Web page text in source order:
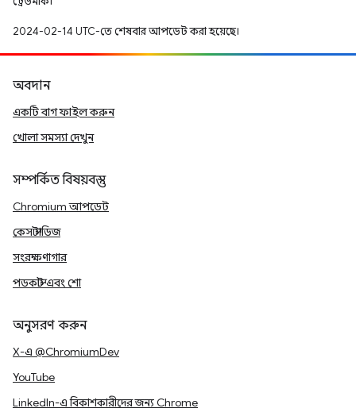
2024-02-14 UTC-তে শেষবার আপডেট করা হয়েছে।
অবদান
একটি বাগ ফাইল করুন
খোলা সমস্যা দেখুন
সম্পর্কিত বিষয়বস্তু
Chromium আপডেট
কেস স্টাডিজ
সংরক্ষণাগার
পডকাস্ট এবং শো
অনুসরণ করুন
X-এ @ChromiumDev
YouTube
LinkedIn-এ বিকাশকারীদের জন্য Chrome